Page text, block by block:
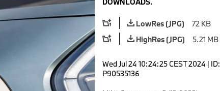
LowRes (JPG)
72 KB
HighRes (JPG)
5.21 MB
Wed Jul 24 10:24:25 CEST 2024 | ID:
P90535136